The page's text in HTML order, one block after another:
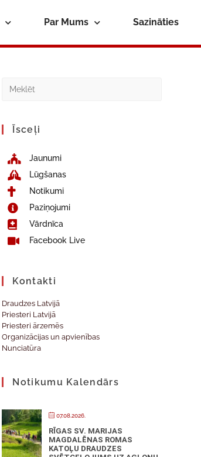
Par Mums Sazināties
Īsceļi
Jaunumi
Lūgšanas
Notikumi
Paziņojumi
Vārdnīca
Facebook Live
Kontakti
Draudzes Latvijā
Priesteri Latvijā
Priesteri ārzemēs
Organizācijas un apvienības
Nunciatūra
Notikumu Kalendārs
07.08.2026.
RĪGAS SV. MARIJAS
MAGDALĒNAS ROMAS
KATOĻU DRAUDZES